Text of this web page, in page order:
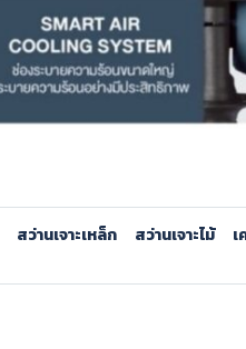
สว่านเจาะเหล็ก สว่านเจาะไม้